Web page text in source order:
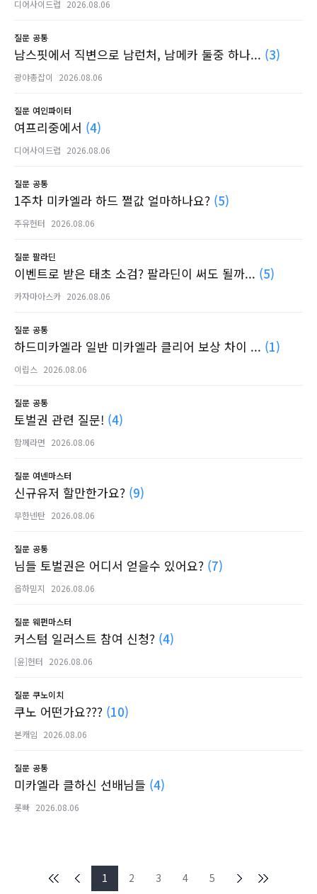
디어사이드럽 2026.08.06
질문 공통
남스핏에서 직변으로 남런처, 남메카 둘중 하나... (3)
광야총잡이 2026.08.06
질문 여인파이터
여프리중에서 (4)
디어사이드럽 2026.08.06
질문 공통
1주차 미카엘라 하드 쩔값 얼마하나요? (5)
주유헌터 2026.08.06
질문 팔라딘
이벤트로 받은 태초 소검? 팔라딘이 써도 될까... (5)
카자마아스카 2026.08.06
질문 공통
하드미카엘라 일반 미카엘라 클리어 보상 차이 ... (1)
이립스 2026.08.06
질문 공통
토벌권 관련 질문! (4)
함께라면 2026.08.06
질문 여넨마스터
신규유저 할만한가요? (9)
무한넨탄 2026.08.06
질문 공통
님들 토벌권은 어디서 얻을수 있어요? (7)
옵하믿지 2026.08.06
질문 웨펀마스터
커스텀 일러스트 참여 신청? (4)
[윤]헌터 2026.08.06
질문 쿠노이치
쿠노 어떤가요??? (10)
본캐임 2026.08.06
질문 공통
미카엘라 클하신 선배님들 (4)
롯빠 2026.08.06
1 2 3 4 5